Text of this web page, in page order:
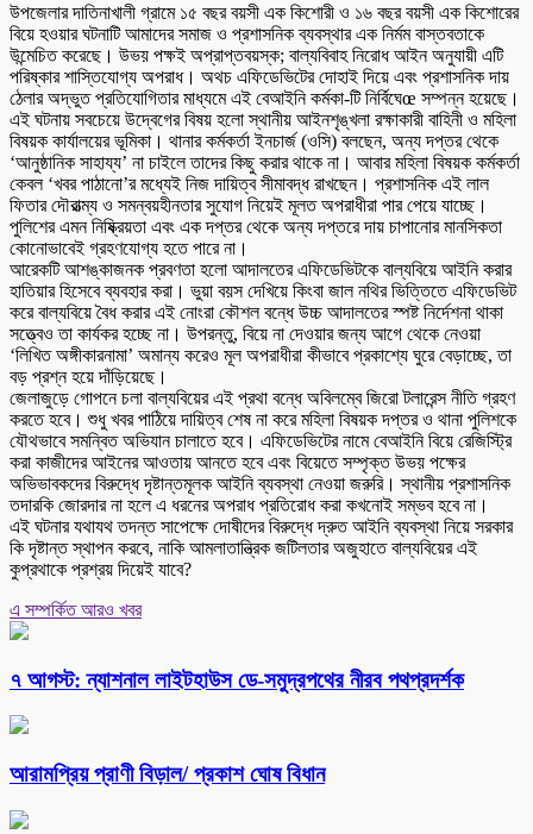
উপজেলার দাতিনাখালী গ্রামে ১৫ বছর বয়সী এক কিশোরী ও ১৬ বছর বয়সী এক কিশোরের
বিয়ে হওয়ার ঘটনাটি আমাদের সমাজ ও প্রশাসনিক ব্যবস্থার এক নির্মম বাস্তবতাকে
উন্মেচিত করেছে। উভয় পক্ষই অপ্রাপ্তবয়স্ক; বাল্যবিবাহ নিরোধ আইন অনুযায়ী এটি
পরিষ্কার শাস্তিযোগ্য অপরাধ। অথচ এফিডেভিটের দোহাই দিয়ে এবং প্রশাসনিক দায়
ঠেলার অদ্ভুত প্রতিযোগিতার মাধ্যমে এই বেআইনি কর্মকা-টি নির্বিঘেœ সম্পন্ন হয়েছে।
এই ঘটনায় সবচেয়ে উদ্বেগের বিষয় হলো স্থানীয় আইনশৃঙ্খলা রক্ষাকারী বাহিনী ও মহিলা
বিষয়ক কার্যালয়ের ভূমিকা। থানার কর্মকর্তা ইনচার্জ (ওসি) বলছেন, অন্য দপ্তর থেকে
‘আনুষ্ঠানিক সাহায্য’ না চাইলে তাদের কিছু করার থাকে না। আবার মহিলা বিষয়ক কর্মকর্তা
কেবল ‘খবর পাঠানো’র মধ্যেই নিজ দায়িত্ব সীমাবদ্ধ রাখছেন। প্রশাসনিক এই লাল
ফিতার দৌরাত্ম্য ও সমন্বয়হীনতার সুযোগ নিয়েই মূলত অপরাধীরা পার পেয়ে যাচ্ছে।
পুলিশের এমন নিষ্ক্রিয়তা এবং এক দপ্তর থেকে অন্য দপ্তরে দায় চাপানোর মানসিকতা
কোনোভাবেই গ্রহণযোগ্য হতে পারে না।
আরেকটি আশঙ্কাজনক প্রবণতা হলো আদালতের এফিডেভিটকে বাল্যবিয়ে আইনি করার
হাতিয়ার হিসেবে ব্যবহার করা। ভুয়া বয়স দেখিয়ে কিংবা জাল নথির ভিত্তিতে এফিডেভিট
করে বাল্যবিয়ে বৈধ করার এই নোংরা কৌশল বন্ধে উচ্চ আদালতের স্পষ্ট নির্দেশনা থাকা
সত্ত্বেও তা কার্যকর হচ্ছে না। উপরন্তু, বিয়ে না দেওয়ার জন্য আগে থেকে নেওয়া
‘লিখিত অঙ্গীকারনামা’ অমান্য করেও মূল অপরাধীরা কীভাবে প্রকাশ্যে ঘুরে বেড়াচ্ছে, তা
বড় প্রশ্ন হয়ে দাঁড়িয়েছে।
জেলাজুড়ে গোপনে চলা বাল্যবিয়ের এই প্রথা বন্ধে অবিলম্বে জিরো টলারেন্স নীতি গ্রহণ
করতে হবে। শুধু খবর পাঠিয়ে দায়িত্ব শেষ না করে মহিলা বিষয়ক দপ্তর ও থানা পুলিশকে
যৌথভাবে সমন্বিত অভিযান চালাতে হবে। এফিডেভিটের নামে বেআইনি বিয়ে রেজিস্ট্রি
করা কাজীদের আইনের আওতায় আনতে হবে এবং বিয়েতে সম্পৃক্ত উভয় পক্ষের
অভিভাবকদের বিরুদ্ধে দৃষ্টান্তমূলক আইনি ব্যবস্থা নেওয়া জরুরি। স্থানীয় প্রশাসনিক
তদারকি জোরদার না হলে এ ধরনের অপরাধ প্রতিরোধ করা কখনোই সম্ভব হবে না।
এই ঘটনার যথাযথ তদন্ত সাপেক্ষে দোষীদের বিরুদ্ধে দ্রুত আইনি ব্যবস্থা নিয়ে সরকার
কি দৃষ্টান্ত স্থাপন করবে, নাকি আমলাতান্ত্রিক জটিলতার অজুহাতে বাল্যবিয়ের এই
কুপ্রথাকে প্রশ্রয় দিয়েই যাবে?
এ সম্পর্কিত আরও খবর
৭ আগস্ট: ন্যাশনাল লাইটহাউস ডে-সমুদ্রপথের নীরব পথপ্রদর্শক
আরামপ্রিয় প্রাণী বিড়াল/ প্রকাশ ঘোষ বিধান